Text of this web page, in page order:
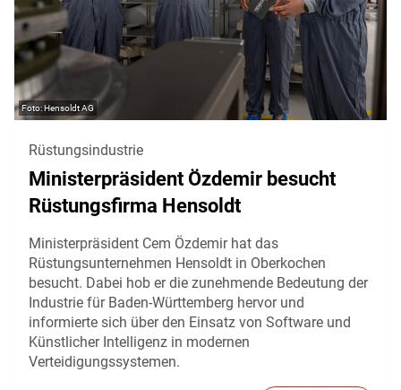
Hensoldt AG
Rüstungsindustrie
Ministerpräsident Özdemir besucht
Rüstungsfirma Hensoldt
Ministerpräsident Cem Özdemir hat das
Rüstungsunternehmen Hensoldt in Oberkochen
besucht. Dabei hob er die zunehmende Bedeutung der
Industrie für Baden-Württemberg hervor und
informierte sich über den Einsatz von Software und
Künstlicher Intelligenz in modernen
Verteidigungssystemen.